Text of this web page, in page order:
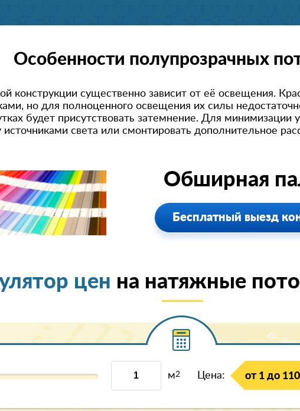
Особенности полупрозрачных
конструкции существенно зависит от её освещения.
но для полноценного освещения их силы
будет присутствовать затемнение. Для минимизации
света или смонтировать дополнительное
Обширная
Бесплатный выезд
цен на натяжные
м2 Цена: от 1 до